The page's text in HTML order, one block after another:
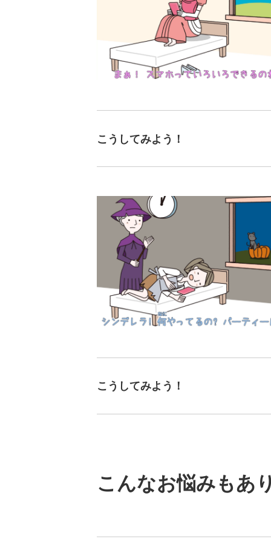
こうしてみよう！
こうしてみよう！
こんなお悩みもあ